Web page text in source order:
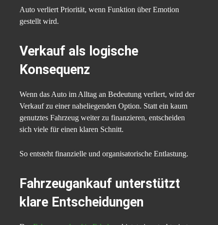
Auto verliert Priorität, wenn Funktion über Emotion
gestellt wird.
Verkauf als logische
Konsequenz
Wenn das Auto im Alltag an Bedeutung verliert, wird der
Verkauf zu einer naheliegenden Option. Statt ein kaum
genutztes Fahrzeug weiter zu finanzieren, entscheiden
sich viele für einen klaren Schnitt.
So entsteht finanzielle und organisatorische Entlastung.
Fahrzeugankauf unterstützt
klare Entscheidungen